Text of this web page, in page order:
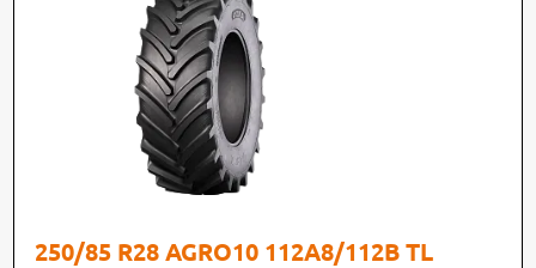
250/85 R28 AGRO10 112A8/112B TL